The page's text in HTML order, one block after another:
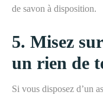
de savon à disposition.
5. Misez
un rien de
Si vous disposez d’un